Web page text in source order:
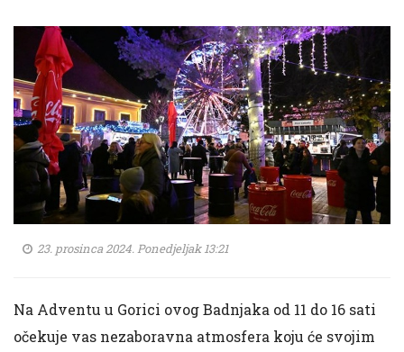
23. prosinca 2024. Ponedjeljak 13:21
Na Adventu u Gorici ovog Badnjaka od 11 do 16 sati
očekuje vas nezaboravna atmosfera koju će svojim